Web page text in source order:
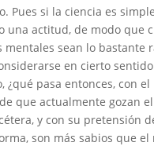
Pues si la ciencia es
una actitud, de modo que
mentales sean lo bastante
en cierto
¿qué pasa entonces, con
que actualmente gozan
y con su pretensión
son más sabios que el